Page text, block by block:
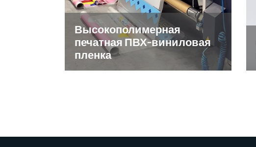
Высокополимерная
печатная ПВХ-виниловая
пленка